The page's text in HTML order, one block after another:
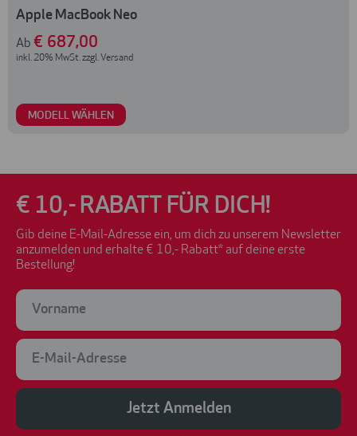
Apple MacBook Neo
Ab € 687,00
inkl. 20% MwSt. zzgl. Versand
MODELL WÄHLEN
€ 10,- RABATT FÜR DICH!
Gib deine E-Mail-Adresse ein, um dich zu unserem Newsletter
anzumelden und erhalte € 10,- Rabatt* auf deine erste
Bestellung!
Jetzt Anmelden